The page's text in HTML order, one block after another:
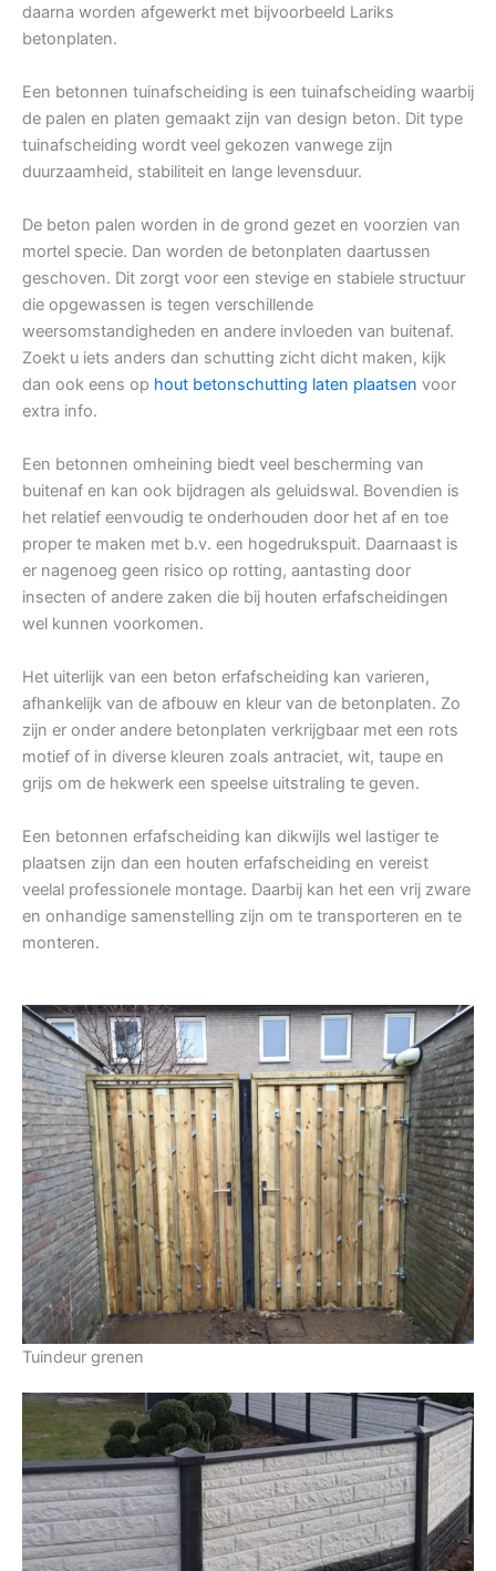
daarna worden afgewerkt met bijvoorbeeld Lariks
betonplaten.
Een betonnen tuinafscheiding is een tuinafscheiding waarbij
de palen en platen gemaakt zijn van design beton. Dit type
tuinafscheiding wordt veel gekozen vanwege zijn
duurzaamheid, stabiliteit en lange levensduur.
De beton palen worden in de grond gezet en voorzien van
mortel specie. Dan worden de betonplaten daartussen
geschoven. Dit zorgt voor een stevige en stabiele structuur
die opgewassen is tegen verschillende
weersomstandigheden en andere invloeden van buitenaf.
Zoekt u iets anders dan schutting zicht dicht maken, kijk
dan ook eens op hout betonschutting laten plaatsen voor
extra info.
Een betonnen omheining biedt veel bescherming van
buitenaf en kan ook bijdragen als geluidswal. Bovendien is
het relatief eenvoudig te onderhouden door het af en toe
proper te maken met b.v. een hogedrukspuit. Daarnaast is
er nagenoeg geen risico op rotting, aantasting door
insecten of andere zaken die bij houten erfafscheidingen
wel kunnen voorkomen.
Het uiterlijk van een beton erfafscheiding kan varieren,
afhankelijk van de afbouw en kleur van de betonplaten. Zo
zijn er onder andere betonplaten verkrijgbaar met een rots
motief of in diverse kleuren zoals antraciet, wit, taupe en
grijs om de hekwerk een speelse uitstraling te geven.
Een betonnen erfafscheiding kan dikwijls wel lastiger te
plaatsen zijn dan een houten erfafscheiding en vereist
veelal professionele montage. Daarbij kan het een vrij zware
en onhandige samenstelling zijn om te transporteren en te
monteren.
Tuindeur grenen